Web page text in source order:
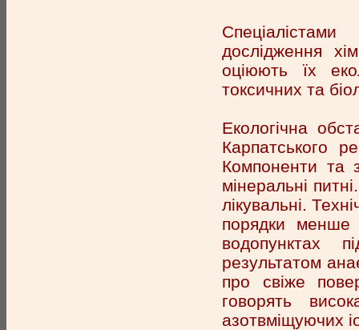
дослідження
оціюють їх
токсичних та
Екологічна
Карпатського
Компоненти та
мінеральні
лікувальні.
порядки менше
водопунктах
результатом
про свіже
говорять
азотвміщуючих